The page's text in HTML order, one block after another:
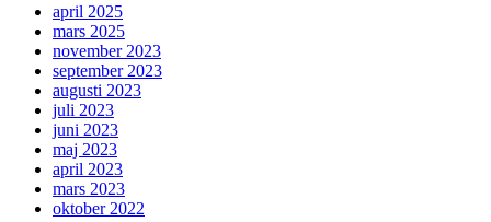
april 2025
mars 2025
november 2023
september 2023
augusti 2023
juli 2023
juni 2023
maj 2023
april 2023
mars 2023
oktober 2022